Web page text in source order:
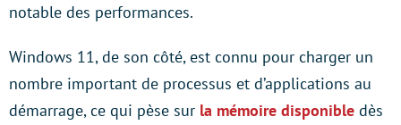
notable des performances.
Windows 11, de son côté, est connu pour charger un
nombre important de processus et d’applications au
démarrage, ce qui pèse sur la mémoire disponible dès